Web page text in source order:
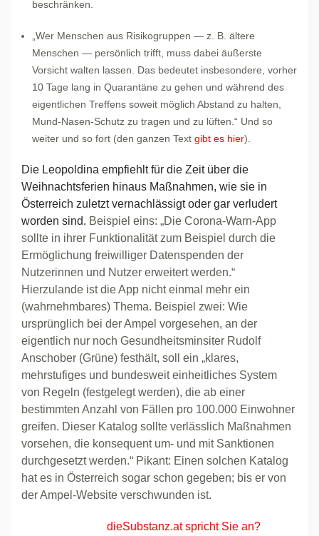
beschränken.
„Wer Menschen aus Risikogruppen — z. B. ältere
Menschen — persönlich trifft, muss dabei äußerste
Vorsicht walten lassen. Das bedeutet insbesondere, vorher
10 Tage lang in Quarantäne zu gehen und während des
eigentlichen Treffens soweit möglich Abstand zu halten,
Mund-Nasen-Schutz zu tragen und zu lüften.“ Und so
weiter und so fort (den ganzen Text gibt es hier).
Die Leopoldina empfiehlt für die Zeit über die
Weihnachtsferien hinaus Maßnahmen, wie sie in
Österreich zuletzt vernachlässigt oder gar verludert
worden sind. Beispiel eins: „Die Corona-Warn-App
sollte in ihrer Funktionalität zum Beispiel durch die
Ermöglichung freiwilliger Datenspenden der
Nutzerinnen und Nutzer erweitert werden.“
Hierzulande ist die App nicht einmal mehr ein
(wahrnehmbares) Thema. Beispiel zwei: Wie
ursprünglich bei der Ampel vorgesehen, an der
eigentlich nur noch Gesundheitsminsiter Rudolf
Anschober (Grüne) festhält, soll ein „klares,
mehrstufiges und bundesweit einheitliches System
von Regeln (festgelegt werden), die ab einer
bestimmten Anzahl von Fällen pro 100.000 Einwohner
greifen. Dieser Katalog sollte verlässlich Maßnahmen
vorsehen, die konsequent um- und mit Sanktionen
durchgesetzt werden.“ Pikant: Einen solchen Katalog
hat es in Österreich sogar schon gegeben; bis er von
der Ampel-Website verschwunden ist.
dieSubstanz.at spricht Sie an?